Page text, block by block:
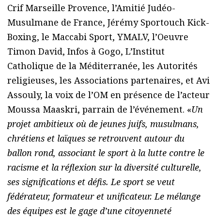
Crif Marseille Provence, l’Amitié Judéo-
Musulmane de France, Jérémy Sportouch Kick-
Boxing, le Maccabi Sport, YMALV, l’Oeuvre
Timon David, Infos à Gogo, L’Institut
Catholique de la Méditerranée, les Autorités
religieuses, les Associations partenaires, et Avi
Assouly, la voix de l’OM en présence de l’acteur
Moussa Maaskri, parrain de l’événement. «Un
projet ambitieux où de jeunes juifs, musulmans,
chrétiens et laïques se retrouvent autour du
ballon rond, associant le sport à la lutte contre le
racisme et la réflexion sur la diversité culturelle,
ses significations et défis. Le sport se veut
fédérateur, formateur et unificateur. Le mélange
des équipes est le gage d’une citoyenneté